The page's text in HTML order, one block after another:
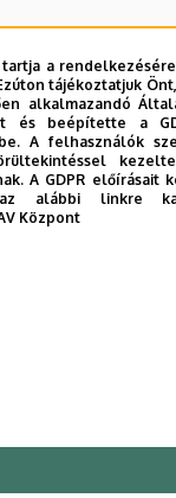
a
tájékoztatjuk
alkalmazandó
és beépítette a
A felhasználók
A GDPR előírásait
az alábbi linkre
Központ